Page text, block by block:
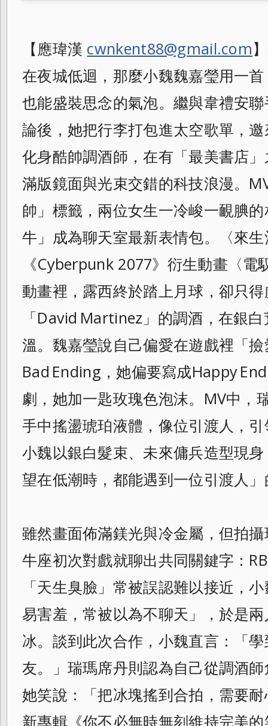
【應瑋漢 cwnkent88@gmail.com
在夜城低迴，那麼小魏魏嘉瑩用一
也能盛裝思念的氣泡。繼與韋禮安
論後，她把行李打包進太空歌單，
化身酷帥調酒師，在有「最美書店
滿版鏡面與光束交錯的科技浪漫。
帥」標籤，兩位女生一冷峻一靦腆
牛」成為聊天室最新表情包。〈來
《Cyberpunk 2077》衍生動畫〈電
動畫裡，露西終於踏上月球，卻只
「David Martinez」的調酒，在銀
溫。魏嘉瑩說自己偏愛在遊戲裡「
Bad Ending，她偏要寫成Happy
劇，她加一匙玫瑰色泡沫。MV中，
手中搖盪琥珀液體，像位引渡人，
小魏以銀白髮束、未來傭兵造型現
望在低潮時，都能遇到一位引渡人
雖然畫面佈滿鎂光與冷金屬，但拍
牛座初次對戲就聊出共同關鍵字：
「天生臭臉」常被誤認難以接近，
易害羞，常被以為不聊天」，於是
冰。談到此次合作，小魏直言：「
友。」瑞瑪席丹則認為自己從調酒
她笑說：「把冰塊搖到合拍，需要
新專輯《你不必無時無刻維持完美